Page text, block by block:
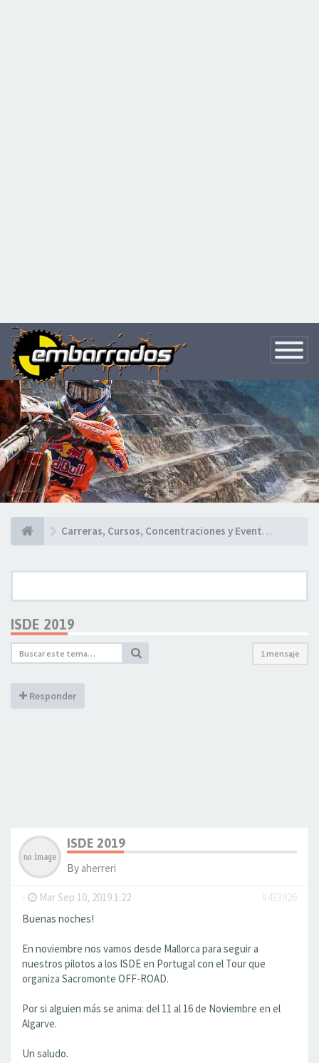
Toggle
Carreras, Cursos, Concentraciones y Eventos deportivos
ISDE 2019
1 mensaje
Responder
ISDE 2019
By aherreri
- Mar Sep 10, 2019 1:22
#433926
Buenas noches!
En noviembre nos vamos desde Mallorca para seguir a
nuestros pilotos a los ISDE en Portugal con el Tour que
organiza Sacromonte OFF-ROAD.
Por si alguien más se anima: del 11 al 16 de Noviembre en el
Algarve.
Un saludo.